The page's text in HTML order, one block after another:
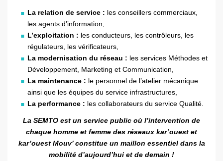
La relation de service : les conseillers commerciaux,
les agents d’information,
L’exploitation : les conducteurs, les contrôleurs, les
régulateurs, les vérificateurs,
La modernisation du réseau : les services Méthodes et
Développement, Marketing et Communication,
La maintenance : le personnel de l’atelier mécanique
ainsi que les équipes du service infrastructures,
La performance : les collaborateurs du service Qualité.
La SEMTO est un service public où l’intervention de
chaque homme et femme des réseaux kar’ouest et
kar’ouest Mouv’ constitue un maillon essentiel dans la
mobilité d’aujourd’hui et de demain !